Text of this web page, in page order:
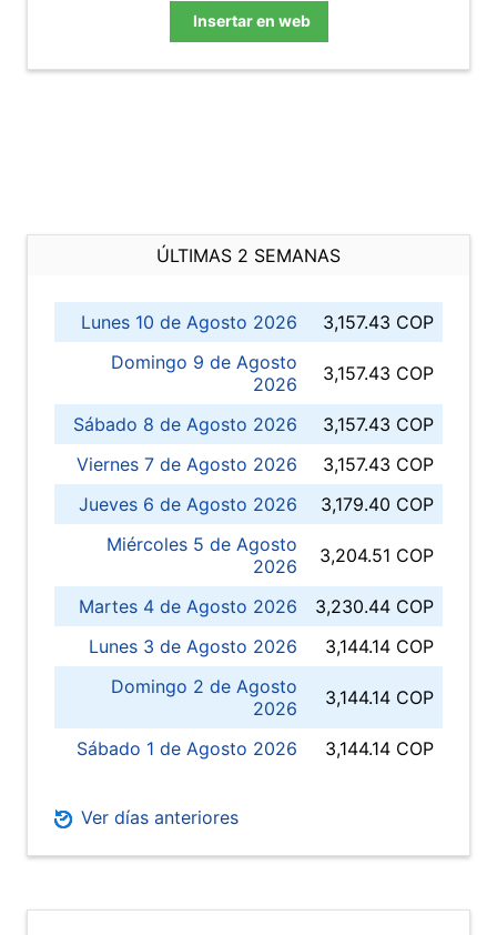
Insertar en web
ÚLTIMAS 2 SEMANAS
Lunes 10 de Agosto 2026
3,157.43 COP
Domingo 9 de Agosto
2026
3,157.43 COP
Sábado 8 de Agosto 2026
3,157.43 COP
Viernes 7 de Agosto 2026
3,157.43 COP
Jueves 6 de Agosto 2026
3,179.40 COP
Miércoles 5 de Agosto
2026
3,204.51 COP
Martes 4 de Agosto 2026
3,230.44 COP
Lunes 3 de Agosto 2026
3,144.14 COP
Domingo 2 de Agosto
2026
3,144.14 COP
Sábado 1 de Agosto 2026 3,144.14 COP
Ver días anteriores